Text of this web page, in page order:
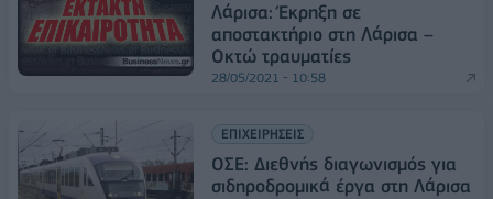
Λάρισα: Έκρηξη σε
αποστακτήριο στη Λάρισα –
Οκτώ τραυματίες
28/05/2021 - 10:58
ΕΠΙΧΕΙΡΗΣΕΙΣ
ΟΣΕ: Διεθνής διαγωνισμός για
σιδηροδρομικά έργα στη Λάρισα